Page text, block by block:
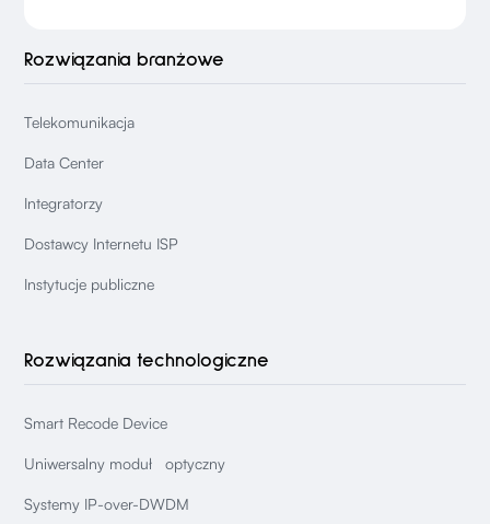
Rozwiązania branżowe
Telekomunikacja
Data Center
Integratorzy
Dostawcy Internetu ISP
Instytucje publiczne
Rozwiązania technologiczne
Smart Recode Device
Uniwersalny moduł optyczny
Systemy IP-over-DWDM